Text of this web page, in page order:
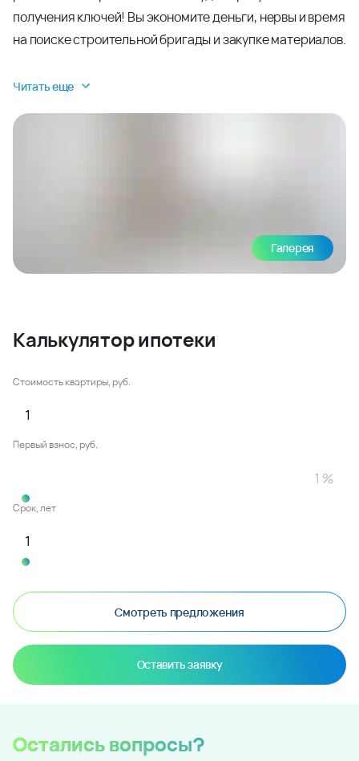
получения ключей! Вы экономите деньги, нервы и время
на поиске строительной бригады и закупке материалов.
Читать еще
Галерея
Калькулятор ипотеки
Стоимость квартиры, руб.
Первый взнос, руб.
Срок, лет
Смотреть предложения
Оставить заявку
Остались вопросы?